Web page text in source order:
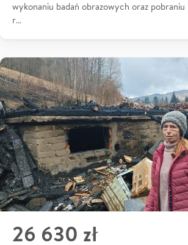
wykonaniu badań obrazowych oraz pobraniu
r…
26 630 zł